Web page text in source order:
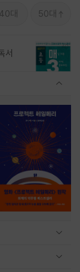
40대 50대
서